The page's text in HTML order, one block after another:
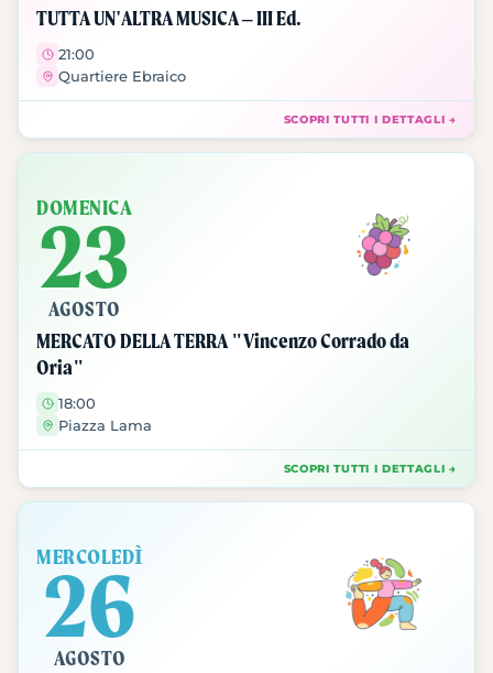
TUTTA UN'ALTRA MUSICA – III Ed.
21:00
Quartiere Ebraico
SCOPRI TUTTI I DETTAGLI →
DOMENICA
23
AGOSTO
MERCATO DELLA TERRA "Vincenzo Corrado da
Oria"
18:00
Piazza Lama
SCOPRI TUTTI I DETTAGLI →
MERCOLEDÌ
26
AGOSTO